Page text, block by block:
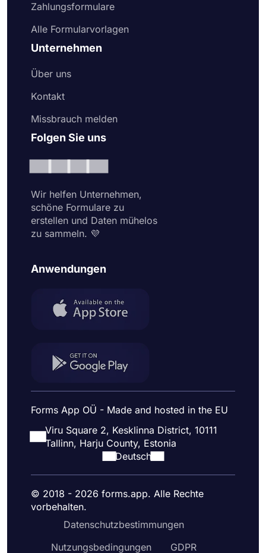
Zahlungsformulare
Alle Formularvorlagen
Unternehmen
Über uns
Kontakt
Missbrauch melden
Folgen Sie uns
Wir helfen Unternehmen,
schöne Formulare zu
erstellen und Daten mühelos
zu sammeln. 💜
Anwendungen
Forms App OÜ - Made and hosted in the EU
Viru Square 2, Kesklinna District, 10111
Tallinn, Harju County, Estonia
Deutsch
© 2018 - 2026 forms.app. Alle Rechte
vorbehalten.
Datenschutzbestimmungen
Nutzungsbedingungen
GDPR